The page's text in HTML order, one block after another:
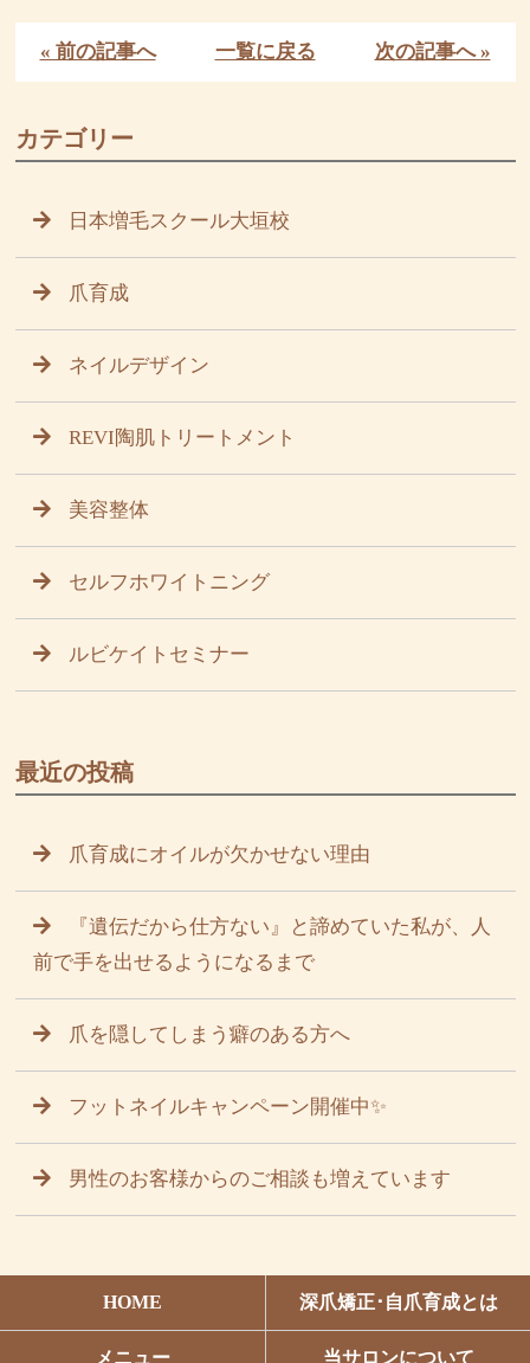
« 前の記事へ 一覧に戻る 次の記事へ »
カテゴリー
日本増毛スクール大垣校
爪育成
ネイルデザイン
REVI陶肌トリートメント
美容整体
セルフホワイトニング
ルビケイトセミナー
最近の投稿
爪育成にオイルが欠かせない理由
『遺伝だから仕方ない』と諦めていた私が、人
前で手を出せるようになるまで
爪を隠してしまう癖のある方へ
フットネイルキャンペーン開催中✨
男性のお客様からのご相談も増えています
HOME 深爪矯正･自爪育成とは
メニュー 当サロンについて